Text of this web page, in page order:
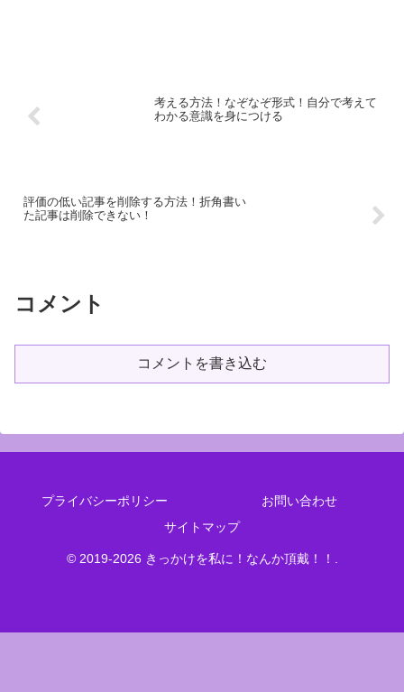
考える方法！なぞなぞ形式！自分で考えて
わかる意識を身につける
評価の低い記事を削除する方法！折角書い
た記事は削除できない！
コメント
コメントを書き込む
プライバシーポリシー
お問い合わせ
サイトマップ
© 2019-2026 きっかけを私に！なんか頂戴！！.